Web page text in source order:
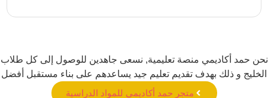
نحن حمد أكاديمي منصة تعليمية, نسعى جاهدين للوصول إلى كل طلاب
الخليج و ذلك بهدف تقديم تعليم جيد يساعدهم على بناء مستقبل أفضل
متجر حمد أكاديمي للمواد الدراسية